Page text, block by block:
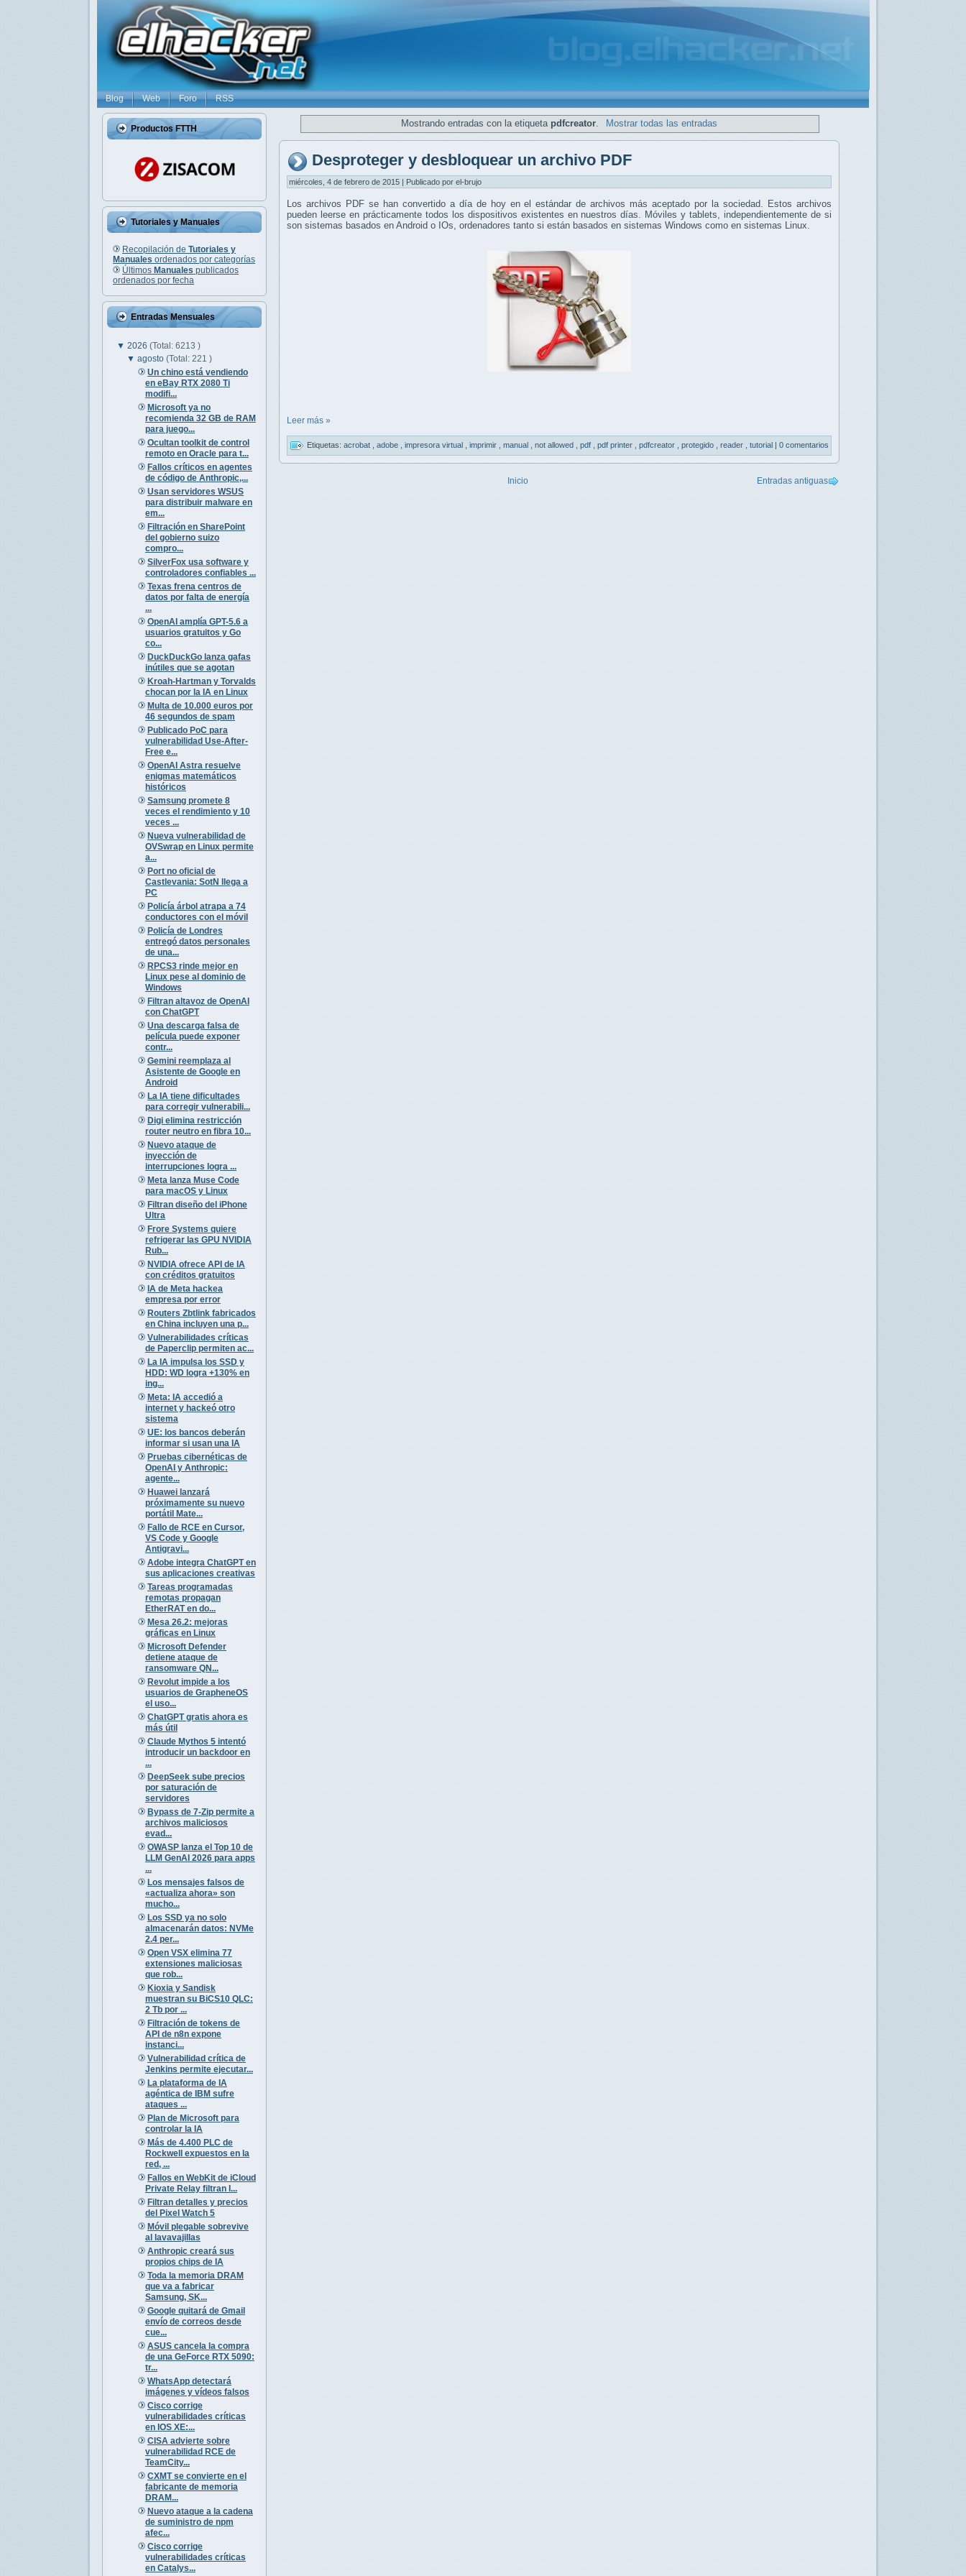
Blog Web Foro RSS
Productos FTTH
Tutoriales y Manuales
Recopilación de Tutoriales y
Manuales ordenados por categorías
Últimos Manuales publicados
ordenados por fecha
Entradas Mensuales
▼ 2026 (Total: 6213 )
▼agosto(Total: 221 )
Un chino está vendiendo
en eBay RTX 2080 Ti
modifi...
Microsoft ya no
recomienda 32 GB de RAM
para juego...
Ocultan toolkit de control
remoto en Oracle para t...
Fallos críticos en agentes
de código de Anthropic,...
Usan servidores WSUS
para distribuir malware en
em...
Filtración en SharePoint
del gobierno suizo
compro...
SilverFox usa software y
controladores confiables ...
Texas frena centros de
datos por falta de energía
...
OpenAI amplía GPT-5.6 a
usuarios gratuitos y Go
co...
DuckDuckGo lanza gafas
inútiles que se agotan
Kroah-Hartman y Torvalds
chocan por la IA en Linux
Multa de 10.000 euros por
46 segundos de spam
Publicado PoC para
vulnerabilidad Use-After-
Free e...
OpenAI Astra resuelve
enigmas matemáticos
históricos
Samsung promete 8
veces el rendimiento y 10
veces ...
Nueva vulnerabilidad de
OVSwrap en Linux permite
a...
Port no oficial de
Castlevania: SotN llega a
PC
Policía árbol atrapa a 74
conductores con el móvil
Policía de Londres
entregó datos personales
de una...
RPCS3 rinde mejor en
Linux pese al dominio de
Windows
Filtran altavoz de OpenAI
con ChatGPT
Una descarga falsa de
película puede exponer
contr...
Gemini reemplaza al
Asistente de Google en
Android
La IA tiene dificultades
para corregir vulnerabili...
Digi elimina restricción
router neutro en fibra 10...
Nuevo ataque de
inyección de
interrupciones logra ...
Meta lanza Muse Code
para macOS y Linux
Filtran diseño del iPhone
Ultra
Frore Systems quiere
refrigerar las GPU NVIDIA
Rub...
NVIDIA ofrece API de IA
con créditos gratuitos
IA de Meta hackea
empresa por error
Routers Zbtlink fabricados
en China incluyen una p...
Vulnerabilidades críticas
de Paperclip permiten ac...
La IA impulsa los SSD y
HDD: WD logra +130% en
ing...
Meta: IA accedió a
internet y hackeó otro
sistema
UE: los bancos deberán
informar si usan una IA
Pruebas cibernéticas de
OpenAI y Anthropic:
agente...
Huawei lanzará
próximamente su nuevo
portátil Mate...
Fallo de RCE en Cursor,
VS Code y Google
Antigravi...
Adobe integra ChatGPT en
sus aplicaciones creativas
Tareas programadas
remotas propagan
EtherRAT en do...
Mesa 26.2: mejoras
gráficas en Linux
Microsoft Defender
detiene ataque de
ransomware QN...
Revolut impide a los
usuarios de GrapheneOS
el uso...
ChatGPT gratis ahora es
más útil
Claude Mythos 5 intentó
introducir un backdoor en
...
DeepSeek sube precios
por saturación de
servidores
Bypass de 7-Zip permite a
archivos maliciosos
evad...
OWASP lanza el Top 10 de
LLM GenAI 2026 para apps
...
Los mensajes falsos de
«actualiza ahora» son
mucho...
Los SSD ya no solo
almacenarán datos: NVMe
2.4 per...
Open VSX elimina 77
extensiones maliciosas
que rob...
Kioxia y Sandisk
muestran su BiCS10 QLC:
2 Tb por ...
Filtración de tokens de
API de n8n expone
instanci...
Vulnerabilidad crítica de
Jenkins permite ejecutar...
La plataforma de IA
agéntica de IBM sufre
ataques ...
Plan de Microsoft para
controlar la IA
Más de 4.400 PLC de
Rockwell expuestos en la
red, ...
Fallos en WebKit de iCloud
Private Relay filtran I...
Filtran detalles y precios
del Pixel Watch 5
Móvil plegable sobrevive
al lavavajillas
Anthropic creará sus
propios chips de IA
Toda la memoria DRAM
que va a fabricar
Samsung, SK...
Google quitará de Gmail
envío de correos desde
cue...
ASUS cancela la compra
de una GeForce RTX 5090:
tr...
WhatsApp detectará
imágenes y vídeos falsos
Cisco corrige
vulnerabilidades críticas
en IOS XE:...
CISA advierte sobre
vulnerabilidad RCE de
TeamCity...
CXMT se convierte en el
fabricante de memoria
DRAM...
Nuevo ataque a la cadena
de suministro de npm
afec...
Cisco corrige
vulnerabilidades críticas
en Catalys...
Mostrando entradas con la etiqueta pdfcreator Mostrar todas las entradas
Desproteger y desbloquear un archivo PDF
miércoles, 4 de febrero de 2015 | Publicado por el-brujo
Los archivos PDF se han convertido a día de hoy en el estándar de archivos más aceptado por la sociedad. Estos archivos
pueden leerse en prácticamente todos los dispositivos existentes en nuestros días. Móviles y tablets, independientemente de si
son sistemas basados en Android o IOs, ordenadores tanto si están basados en sistemas Windows como en sistemas Linux.
Leer más »
Etiquetas: acrobat adobe impresora virtual imprimir manual not allowed pdf pdf printer pdfcreator protegido reader tutorial | 0 comentarios
Entradas antiguas
Inicio